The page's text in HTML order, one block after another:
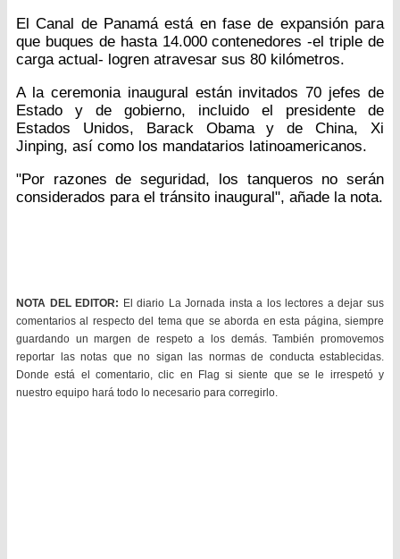
El Canal de Panamá está en fase de expansión para
que buques de hasta 14.000 contenedores -el triple de
carga actual- logren atravesar sus 80 kilómetros.
A la ceremonia inaugural están invitados 70 jefes de
Estado y de gobierno, incluido el presidente de
Estados Unidos, Barack Obama y de China, Xi
Jinping, así como los mandatarios latinoamericanos.
"Por razones de seguridad, los tanqueros no serán
considerados para el tránsito inaugural", añade la nota.
NOTA DEL EDITOR: El diario La Jornada insta a los lectores a dejar sus
comentarios al respecto del tema que se aborda en esta página, siempre
guardando un margen de respeto a los demás. También promovemos
reportar las notas que no sigan las normas de conducta establecidas.
Donde está el comentario, clic en Flag si siente que se le irrespetó y
nuestro equipo hará todo lo necesario para corregirlo.